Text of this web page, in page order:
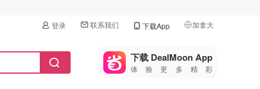
登录 联系我们 下载App 加拿大
🇺🇸
美国
🇨🇳中国
下载 DealMoon App
体验更多精彩